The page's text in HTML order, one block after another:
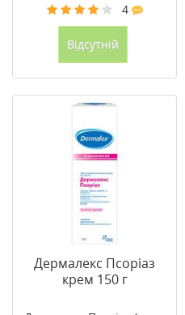
4
Відсутній
Дермалекс Псоріаз
крем 150 г